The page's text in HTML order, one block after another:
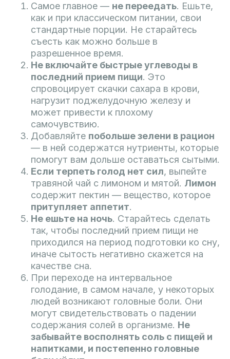
Самое главное — не переедать. Ешьте,
как и при классическом питании, свои
стандартные порции. Не старайтесь
съесть как можно больше в
разрешенное время.
Не включайте быстрые углеводы в
последний прием пищи. Это
спровоцирует скачки сахара в крови,
нагрузит поджелудочную железу и
может привести к плохому
самочувствию.
Добавляйте побольше зелени в рацион
— в ней содержатся нутриенты, которые
помогут вам дольше оставаться сытыми.
Если терпеть голод нет сил, выпейте
травяной чай с лимоном и мятой. Лимон
содержит пектин — вещество, которое
притупляет аппетит.
Не ешьте на ночь. Старайтесь сделать
так, чтобы последний прием пищи не
приходился на период подготовки ко сну,
иначе сытость негативно скажется на
качестве сна.
При переходе на интервальное
голодание, в самом начале, у некоторых
людей возникают головные боли. Они
могут свидетельствовать о падении
содержания солей в организме. Не
забывайте восполнять соль с пищей и
напитками, и постепенно головные